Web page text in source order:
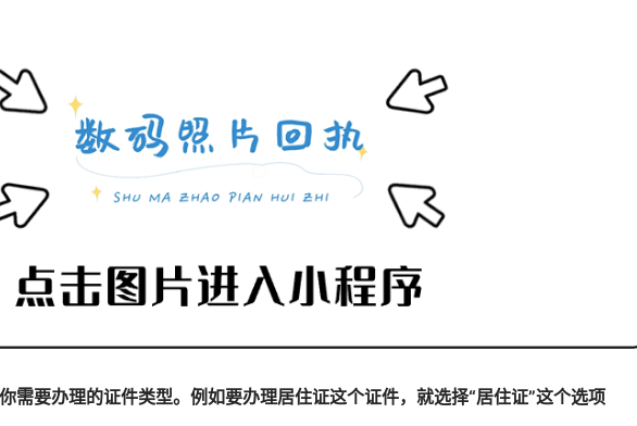
需要办理的证件类型。例如要办理居住证这个证件，就选择“居住证”这个选项